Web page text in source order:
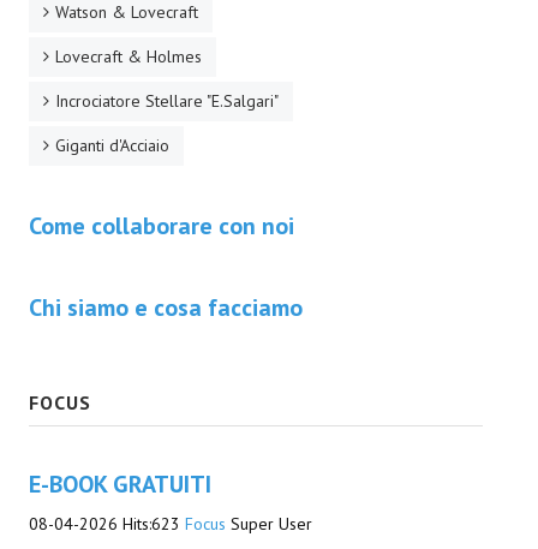
MetroCult
Narrativa
FantaFiction
E-BOOK & WEBCOMICS
Lovecraft & Holmes
Watson & Lovecraft
Sci-Fi
Watson & Lovecraft
Lovecraft & Holmes
Incrociatore Stellare "E.Salgari"
Giganti d'Acciaio
Come collaborare con noi
Chi siamo e cosa facciamo
FOCUS
E-BOOK GRATUITI
08-04-2026 Hits:623 Focus Super User